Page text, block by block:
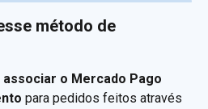
método de
o Mercado Pago
para pedidos feitos através